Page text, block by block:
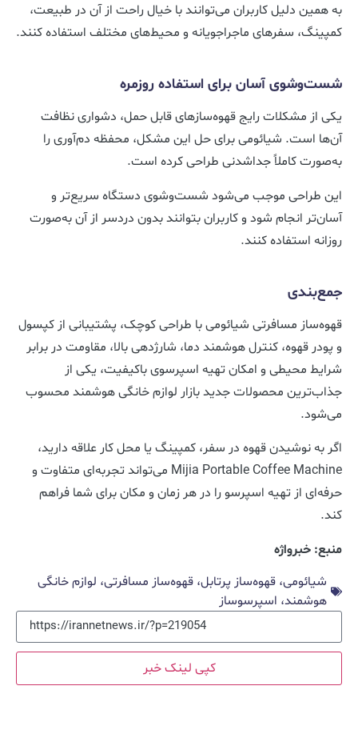
به همین دلیل کاربران می‌توانند با خیال راحت از آن در طبیعت،
کمپینگ، سفرهای ماجراجویانه و محیط‌های مختلف استفاده کنند.
شست‌وشوی آسان برای استفاده روزمره
یکی از مشکلات رایج قهوه‌سازهای قابل حمل، دشواری نظافت
آن‌ها است. شیائومی برای حل این مشکل، محفظه دم‌آوری را
به‌صورت کاملاً جداشدنی طراحی کرده است.
این طراحی موجب می‌شود شست‌وشوی دستگاه سریع‌تر و
آسان‌تر انجام شود و کاربران بتوانند بدون دردسر از آن به‌صورت
روزانه استفاده کنند.
جمع‌بندی
قهوه‌ساز مسافرتی شیائومی با طراحی کوچک، پشتیبانی از کپسول
و پودر قهوه، کنترل هوشمند دما، شارژدهی بالا، مقاومت در برابر
شرایط محیطی و امکان تهیه اسپرسوی باکیفیت، یکی از
جذاب‌ترین محصولات جدید بازار لوازم خانگی هوشمند محسوب
می‌شود.
اگر به نوشیدن قهوه در سفر، کمپینگ یا محل کار علاقه دارید،
Mijia Portable Coffee Machine می‌تواند تجربه‌ای متفاوت و
حرفه‌ای از تهیه اسپرسو را در هر زمان و مکان برای شما فراهم
کند.
منبع: خبرواژه
شیائومی، قهوه‌ساز پرتابل، قهوه‌ساز مسافرتی، لوازم خانگی
هوشمند، اسپرسوساز
کپی لینک خبر